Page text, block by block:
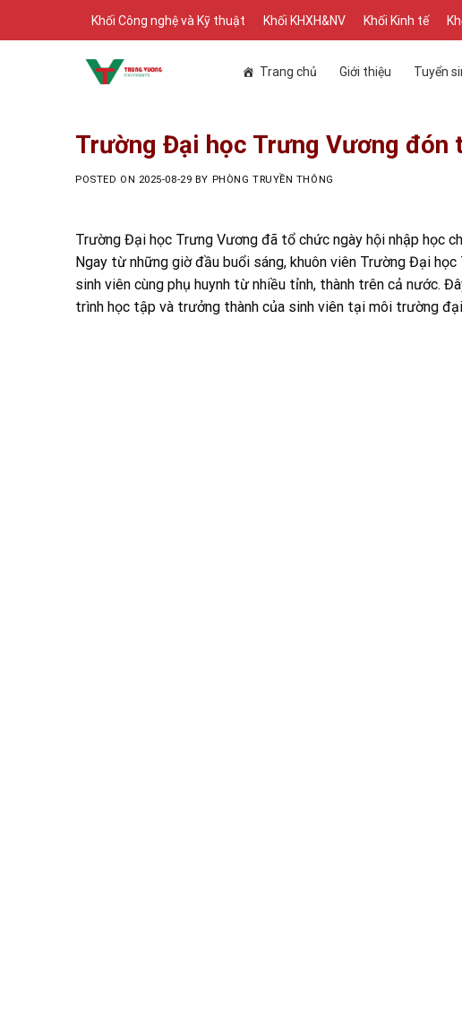
Khối Công nghệ và Kỹ thuật Khối KHXH&NV Khối Kinh tế
Trang chủ Giới thiệu Tuyển
Trường Đại học Trưng Vương đón
POSTED ON 2025-08-29 BY PHÒNG TRUYỀN THÔNG
Trường Đại học Trưng Vương đã tổ chức ngày hội nhập học
Ngay từ những giờ đầu buổi sáng, khuôn viên Trường Đại
sinh viên cùng phụ huynh từ nhiều tỉnh, thành trên cả nước.
trình học tập và trưởng thành của sinh viên tại môi trường